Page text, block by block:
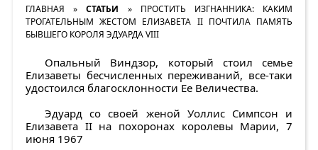
ГЛАВНАЯ »СТАТЬИ » ПРОСТИТЬ ИЗГНАННИКА: КАКИМ
ТРОГАТЕЛЬНЫМ ЖЕСТОМ ЕЛИЗАВЕТА II ПОЧТИЛА ПАМЯТЬ
БЫВШЕГО КОРОЛЯ ЭДУАРДА VIII
Опальный Виндзор, который стоил семье
Елизаветы бесчисленных переживаний, все-таки
удостоился благосклонности Ее Величества.
Эдуард со своей женой Уоллис Симпсон и
Елизавета II на похоронах королевы Марии, 7
июня 1967